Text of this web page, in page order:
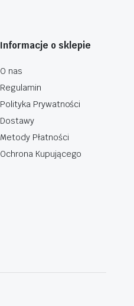
Informacje o sklepie
O nas
Regulamin
Polityka Prywatności
Dostawy
Metody Płatności
Ochrona Kupującego